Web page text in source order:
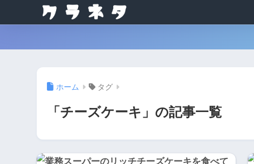
ホーム タグ
「チーズケーキ」の記事一覧